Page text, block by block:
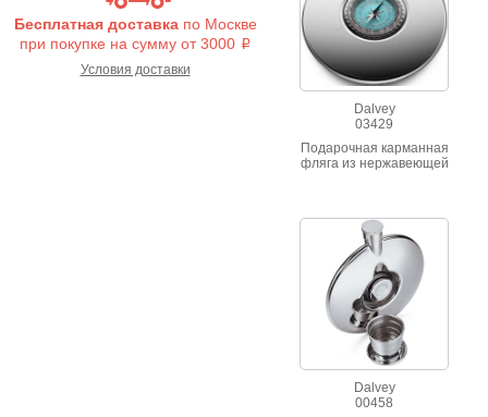
Бесплатная доставкапо Москве
при покупке на сумму от 3000 i
Условия доставки
Dalvey
03429
Подарочная карманная
фляга из нержавеющей
Dalvey
00458